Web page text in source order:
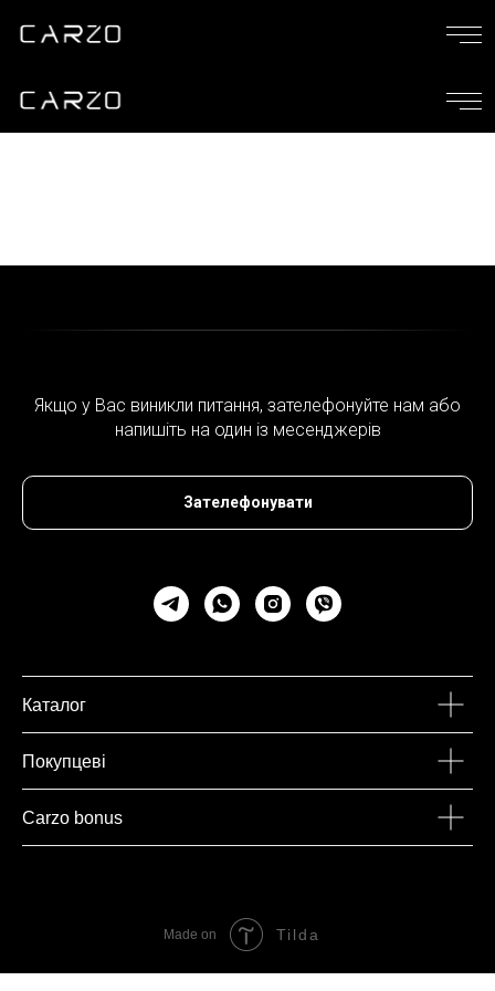
Якщо у Вас виникли питання, зателефонуйте нам або
напишіть на один із месенджерів
Зателефонувати
Каталог
Покупцеві
Carzo bonus
Made on Tilda